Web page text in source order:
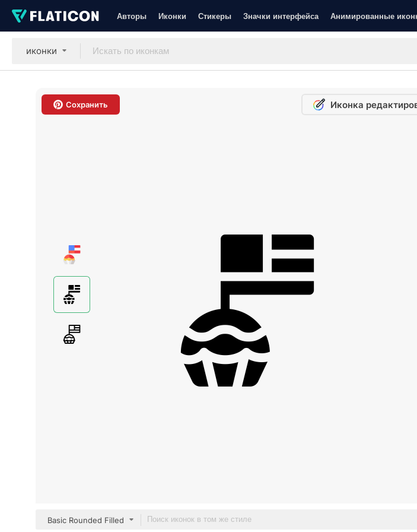
Авторы Иконки Стикеры Значки интерфейса Анимированные
иконки
Сохранить Иконка
Basic Rounded Filled